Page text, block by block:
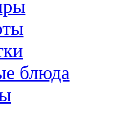
блюда